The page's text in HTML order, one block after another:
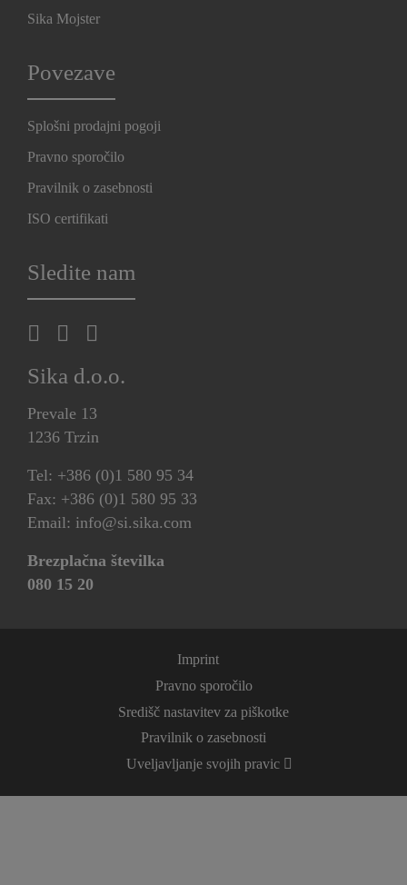
Sika Mojster
Povezave
Splošni prodajni pogoji
Pravno sporočilo
Pravilnik o zasebnosti
ISO certifikati
Sledite nam
Sika d.o.o.
Prevale 13
1236 Trzin
Tel: +386 (0)1 580 95 34
Fax: +386 (0)1 580 95 33
Email: info@si.sika.com
Brezplačna številka
080 15 20
Imprint
Pravno sporočilo
Središč nastavitev za piškotke
Pravilnik o zasebnosti
Uveljavljanje svojih pravic